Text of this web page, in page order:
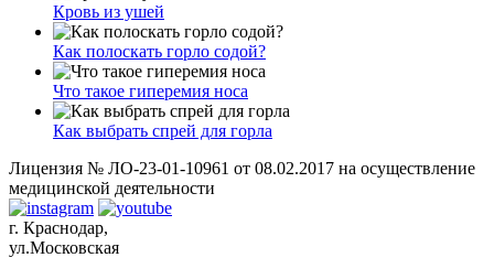
Кровь из ушей
Как полоскать горло содой?
Что такое гиперемия носа
Как выбрать спрей для горла
Лицензия № ЛО-23-01-10961 от 08.02.2017 на осуществление
медицинской деятельности
г. Краснодар,
ул.Московская